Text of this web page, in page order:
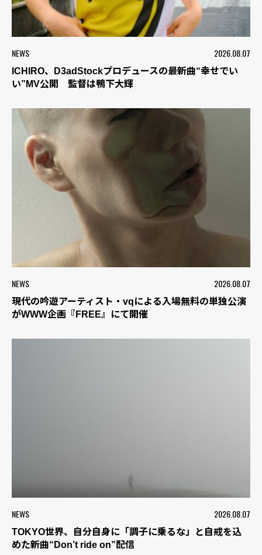
NEWS 2026.08.07
ICHIRO、D3adStockプロデュースの最新曲“幸せでい
い”MV公開 監督は鴨下大輝
NEWS 2026.08.07
現代の吟遊アーティスト・vqによる入場無料の単独公演
がWWW企画『FREE』にて開催
NEWS 2026.08.07
TOKYO世界、自分自身に「調子に乗るな」と自戒を込
めた新曲“Don’t ride on”配信